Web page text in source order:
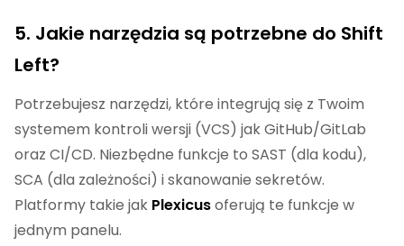
5. Jakie narzędzia są potrzebne do Shift
Left?
Potrzebujesz narzędzi, które integrują się z Twoim
systemem kontroli wersji (VCS) jak GitHub/GitLab
oraz CI/CD. Niezbędne funkcje to SAST (dla kodu),
SCA (dla zależności) i skanowanie sekretów.
Platformy takie jak Plexicusoferują te funkcje w
jednym panelu.